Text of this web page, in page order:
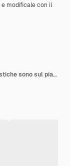
e modificale con il
Gli strumenti per piccole riparazioni domestiche sono sul piano di lavoro. Vista dall'alto.